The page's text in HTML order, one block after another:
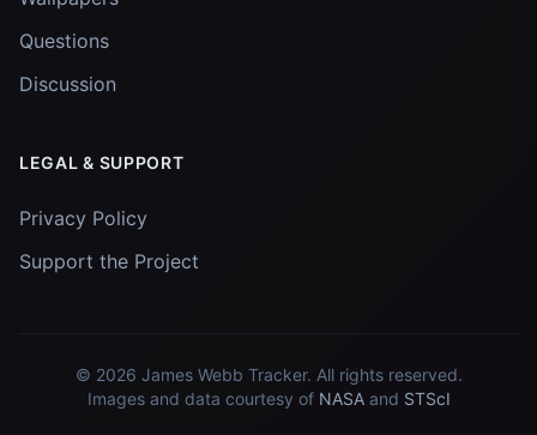
Questions
Discussion
LEGAL & SUPPORT
Privacy Policy
Support the Project
© 2026 James Webb Tracker. All rights reserved.
Images and data courtesy of NASAand STScI